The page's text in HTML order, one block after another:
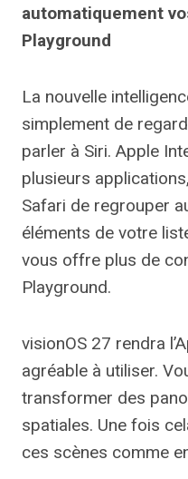
automatiquement
Playground
La nouvelle
simplement de
parler à Siri. Apple
plusieurs
Safari de regrouper
éléments de votre
vous offre plus de
Playground.
visionOS 27 rendra
agréable à utiliser.
transformer des
spatiales. Une fois
ces scènes comme